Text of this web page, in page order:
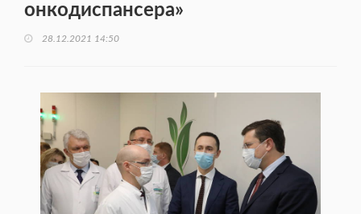
онкодиспансера»
28.12.2021 14:50